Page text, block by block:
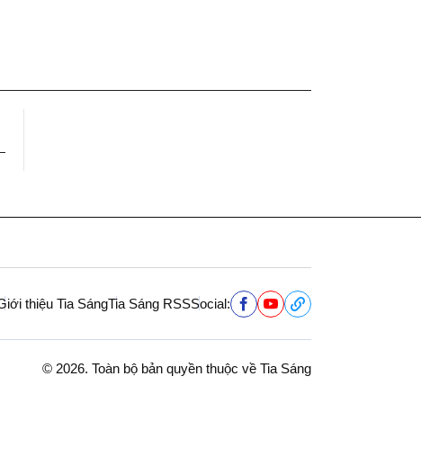
thiệu Tia SángTia Sáng RSSSocial:
© 2026. Toàn bộ bản quyền thuộc về Tia Sáng